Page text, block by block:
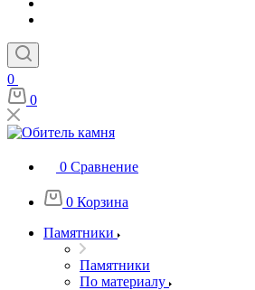
0
0
0 Сравнение
0 Корзина
Памятники
Памятники
По материалу